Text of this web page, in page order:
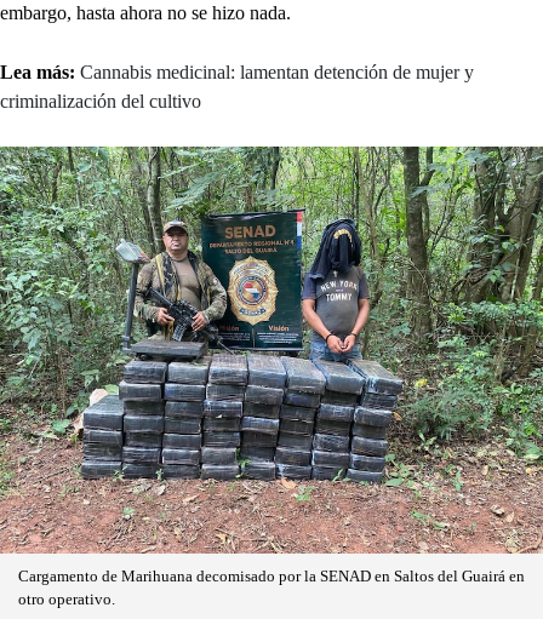
embargo, hasta ahora no se hizo nada.
Lea más: Cannabis medicinal: lamentan detención de mujer y
criminalización del cultivo
Cargamento de Marihuana decomisado por la SENAD en Saltos del Guairá en
otro operativo.